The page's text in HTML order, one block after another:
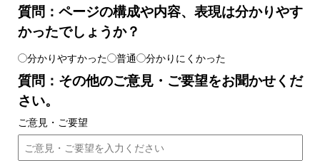
質問：ページの構成や内容、表現は分かりやす
かったでしょうか？
分かりやすかった 普通 分かりにくかった
質問：その他のご意見・ご要望をお聞かせくだ
さい。
ご意見・ご要望